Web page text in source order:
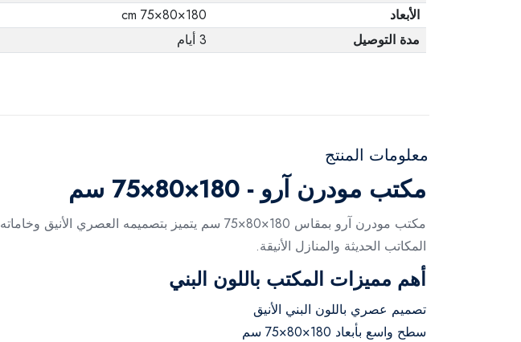
الأبعاد
180×80×75 cm
مدة التوصيل
3 أيام
معلومات المنتج
مكتب مودرن آرو - 180×80×75 سم
مكتب مودرن آرو بمقاس 180×80×75 سم يتميز
المكاتب الحديثة والمنازل الأنيقة.
أهم مميزات المكتب باللون البني
تصميم عصري باللون البني الأنيق
سطح واسع بأبعاد 180×80×75 سم